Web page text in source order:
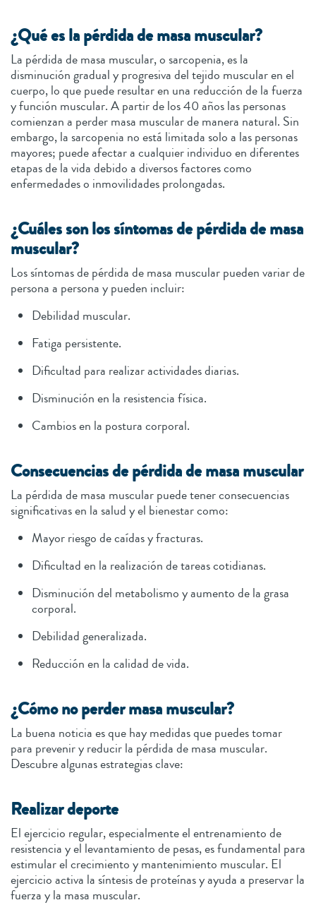
¿Qué es la pérdida de masa muscular?
La pérdida de masa muscular, o sarcopenia, es la
disminución gradual y progresiva del tejido muscular en el
cuerpo, lo que puede resultar en una reducción de la fuerza
y función muscular. A partir de los 40 años las personas
comienzan a perder masa muscular de manera natural. Sin
embargo, la sarcopenia no está limitada solo a las personas
mayores; puede afectar a cualquier individuo en diferentes
etapas de la vida debido a diversos factores como
enfermedades o inmovilidades prolongadas.
¿Cuáles son los síntomas de pérdida de masa
muscular?
Los síntomas de pérdida de masa muscular pueden variar de
persona a persona y pueden incluir:
Debilidad muscular.
Fatiga persistente.
Dificultad para realizar actividades diarias.
Disminución en la resistencia física.
Cambios en la postura corporal.
Consecuencias de pérdida de masa muscular
La pérdida de masa muscular puede tener consecuencias
significativas en la salud y el bienestar como:
Mayor riesgo de caídas y fracturas.
Dificultad en la realización de tareas cotidianas.
Disminución del metabolismo y aumento de la grasa
corporal.
Debilidad generalizada.
Reducción en la calidad de vida.
¿Cómo no perder masa muscular?
La buena noticia es que hay medidas que puedes tomar
para prevenir y reducir la pérdida de masa muscular.
Descubre algunas estrategias clave:
Realizar deporte
El ejercicio regular, especialmente el entrenamiento de
resistencia y el levantamiento de pesas, es fundamental para
estimular el crecimiento y mantenimiento muscular. El
ejercicio activa la síntesis de proteínas y ayuda a preservar la
fuerza y la masa muscular.